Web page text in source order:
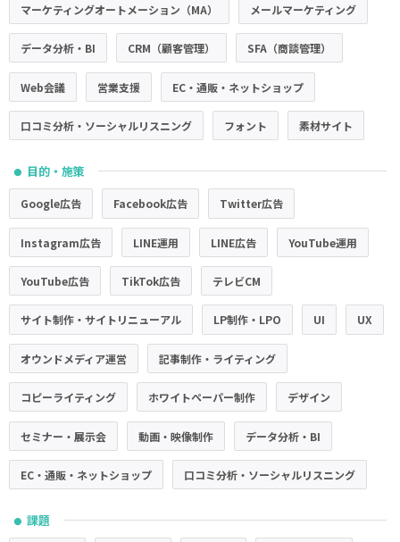
マーケティングオートメーション（MA） メールマーケティング
データ分析・BI CRM（顧客管理） SFA（商談管理）
Web会議 営業支援 EC・通販・ネットショップ
口コミ分析・ソーシャルリスニング フォント 素材サイト
● 目的・施策
Google広告 Facebook広告 Twitter広告
Instagram広告 LINE運用 LINE広告 YouTube運用
YouTube広告 TikTok広告 テレビCM
サイト制作・サイトリニューアル LP制作・LPO UI UX
オウンドメディア運営 記事制作・ライティング
コピーライティング ホワイトペーパー制作 デザイン
セミナー・展示会 動画・映像制作 データ分析・BI
EC・通販・ネットショップ 口コミ分析・ソーシャルリスニング
● 課題